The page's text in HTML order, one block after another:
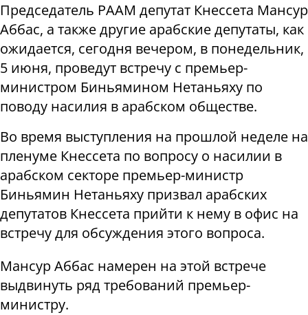
Председатель РААМ депутат Кнессета Мансур
Аббас, а также другие арабские депутаты, как
ожидается, сегодня вечером, в понедельник,
5 июня, проведут встречу с премьер-
министром Биньямином Нетаньяху по
поводу насилия в арабском обществе.
Во время выступления на прошлой неделе на
пленуме Кнессета по вопросу о насилии в
арабском секторе премьер-министр
Биньямин Нетаньяху призвал арабских
депутатов Кнессета прийти к нему в офис на
встречу для обсуждения этого вопроса.
Мансур Аббас намерен на этой встрече
выдвинуть ряд требований премьер-
министру.